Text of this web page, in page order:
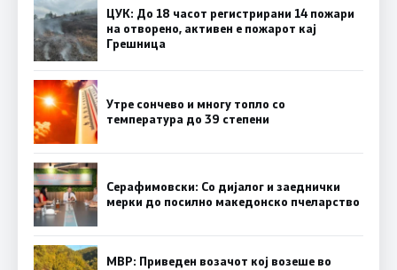
ЦУК: До 18 часот регистрирани 14 пожари
на отворено, активен е пожарот кај
Грешница
Утре сончево и многу топло со
температура до 39 степени
Серафимовски: Со дијалог и заеднички
мерки до посилно македонско пчеларство
МВР: Приведен возачот кој возеше во